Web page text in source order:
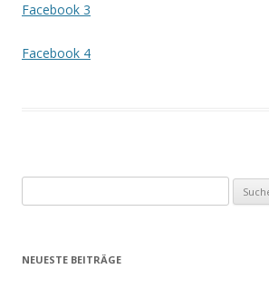
Facebook 3
Facebook 4
nach:
NEUESTE BEITRÄGE